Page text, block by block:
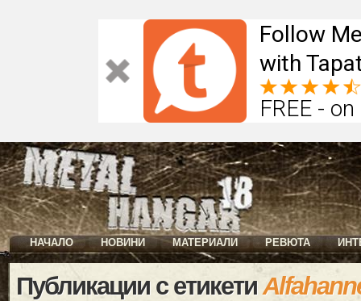
Follow
with
FREE -
НАЧАЛО НОВИНИ МАТЕРИАЛИ РЕВЮТА
Публикации с етикети